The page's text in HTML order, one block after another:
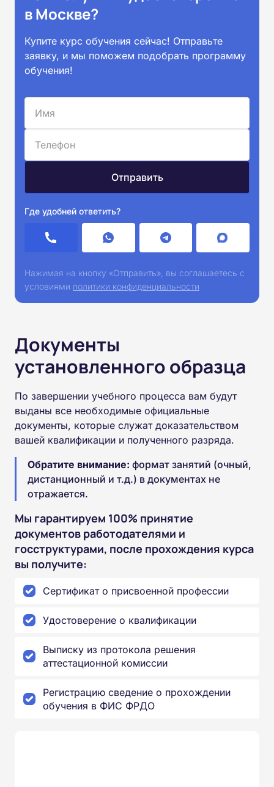
в Москве?
Купите курс обучения сейчас! Отправьте
заявку, и мы поможем подобрать программу
обучения!
Где удобней ответить?
Нажимая на кнопку «Отправить», вы соглашаетесь с
условиями политики конфиденциальности
Документы
установленного образца
По завершении учебного процесса вам будут
выданы все необходимые официальные
документы, которые служат доказательством
вашей квалификации и полученного разряда.
Обратите внимание: формат занятий (очный,
дистанционный и т.д.) в документах не
отражается.
Мы гарантируем 100% принятие
документов работодателями и
госструктурами, после прохождения курса
вы получите:
Сертификат о присвоенной профессии
Удостоверение о квалификации
Выписку из протокола решения
аттестационной комиссии
Регистрацию сведение о прохождении
обучения в ФИС ФРДО